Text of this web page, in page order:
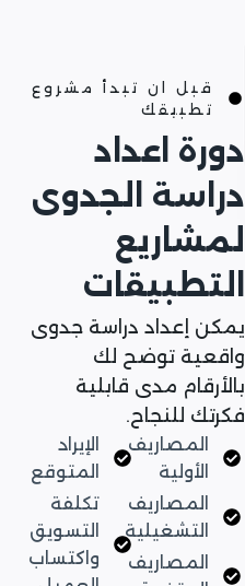
قبل ان تبدأ مشروع
تطبيقك
دورة اعداد
دراسة الجدوى
لمشاريع
التطبيقات
يمكن إعداد دراسة جدوى
واقعية توضح لك
بالأرقام مدى قابلية
فكرتك للنجاح.
المصاريف
الأولية
المصاريف
التشغيلية
المصاريف
الإيراد
المتوقع
تكلفة
التسويق
واكتساب